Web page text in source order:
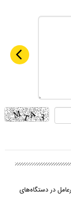
در دستگاه‌های